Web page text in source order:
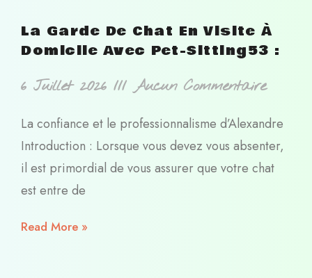
La Garde De Chat En Visite À
Domicile Avec Pet-Sitting53 :
6 Juillet 2026 Aucun Commentaire
La confiance et le professionnalisme d’Alexandre
Introduction : Lorsque vous devez vous absenter,
il est primordial de vous assurer que votre chat
est entre de
Read More »